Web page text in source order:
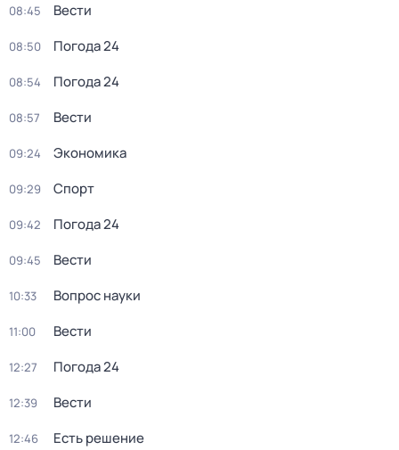
08:45 Вести
08:50 Погода 24
08:54 Погода 24
08:57 Вести
09:24 Экономика
09:29 Спорт
09:42 Погода 24
09:45 Вести
10:33 Вопрос науки
11:00 Вести
12:27 Погода 24
12:39 Вести
12:46 Есть решение